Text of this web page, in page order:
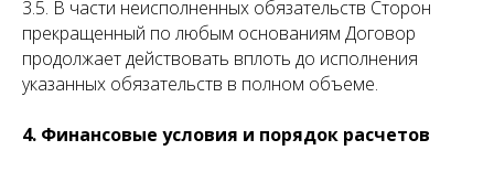
3.5. В части неисполненных обязательств Сторон
прекращенный по любым основаниям Договор
продолжает действовать вплоть до исполнения
указанных обязательств в полном объеме.
4. Финансовые условия и порядок расчетов